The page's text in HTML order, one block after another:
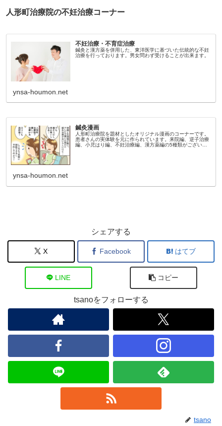
人形町治療院の不妊治療コーナー
不妊治療・不育症治療
鍼灸と漢方薬を併用した、東洋医学に基づいた伝統的な不妊
治療を行っております。男女問わず受けることが出来ます。
ynsa-houmon.net
鍼灸漫画
人形町治療院を題材としたオリジナル漫画のコーナーです。
患者さんの実体験を元に作られています。来院編、逆子治療
編、小児はり編、不妊治療編、漢方薬編の5種類がございま
ynsa-houmon.net
シェアする
X Facebook はてブ
LINE コピー
tsanoをフォローする
tsano